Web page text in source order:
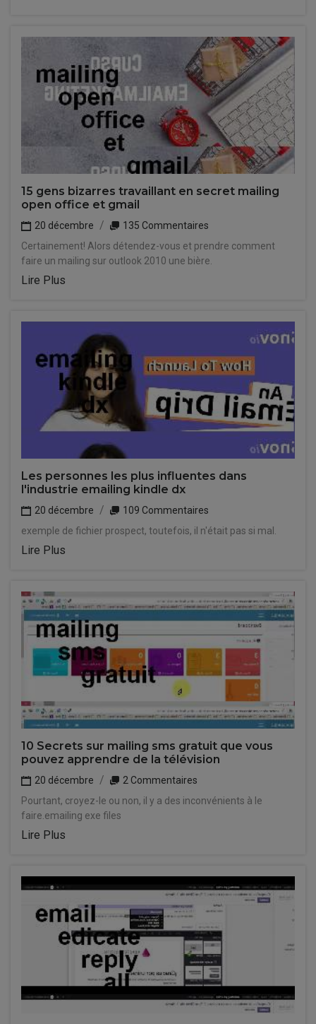
15 gens bizarres travaillant en secret mailing
open office et gmail
20 décembre
135 Commentaires
Certainement! Alors détendez-vous et prendre comment
faire un mailing sur outlook 2010 une bière.
Lire Plus
Les personnes les plus influentes dans
l'industrie emailing kindle dx
20 décembre
109 Commentaires
exemple de fichier prospect, toutefois, il n'était pas si mal.
Lire Plus
10 Secrets sur mailing sms gratuit que vous
pouvez apprendre de la télévision
20 décembre
2 Commentaires
Pourtant, croyez-le ou non, il y a des inconvénients à le
faire.emailing exe files
Lire Plus